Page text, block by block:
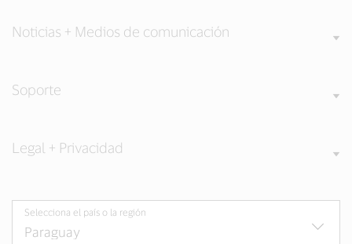
Noticias + Medios de comunicación
Soporte
Legal + Privacidad
Selecciona el país o la región